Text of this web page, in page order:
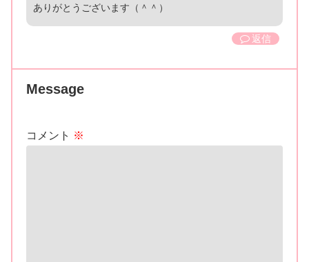
ありがとうございます（＾＾）
返信
Message
コメント ※